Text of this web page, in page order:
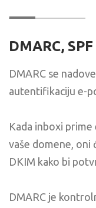
DMARC,
DMARC se
autentifikaciju e-
Kada inboxi
vaše domene, oni
DKIM kako bi
DMARC je